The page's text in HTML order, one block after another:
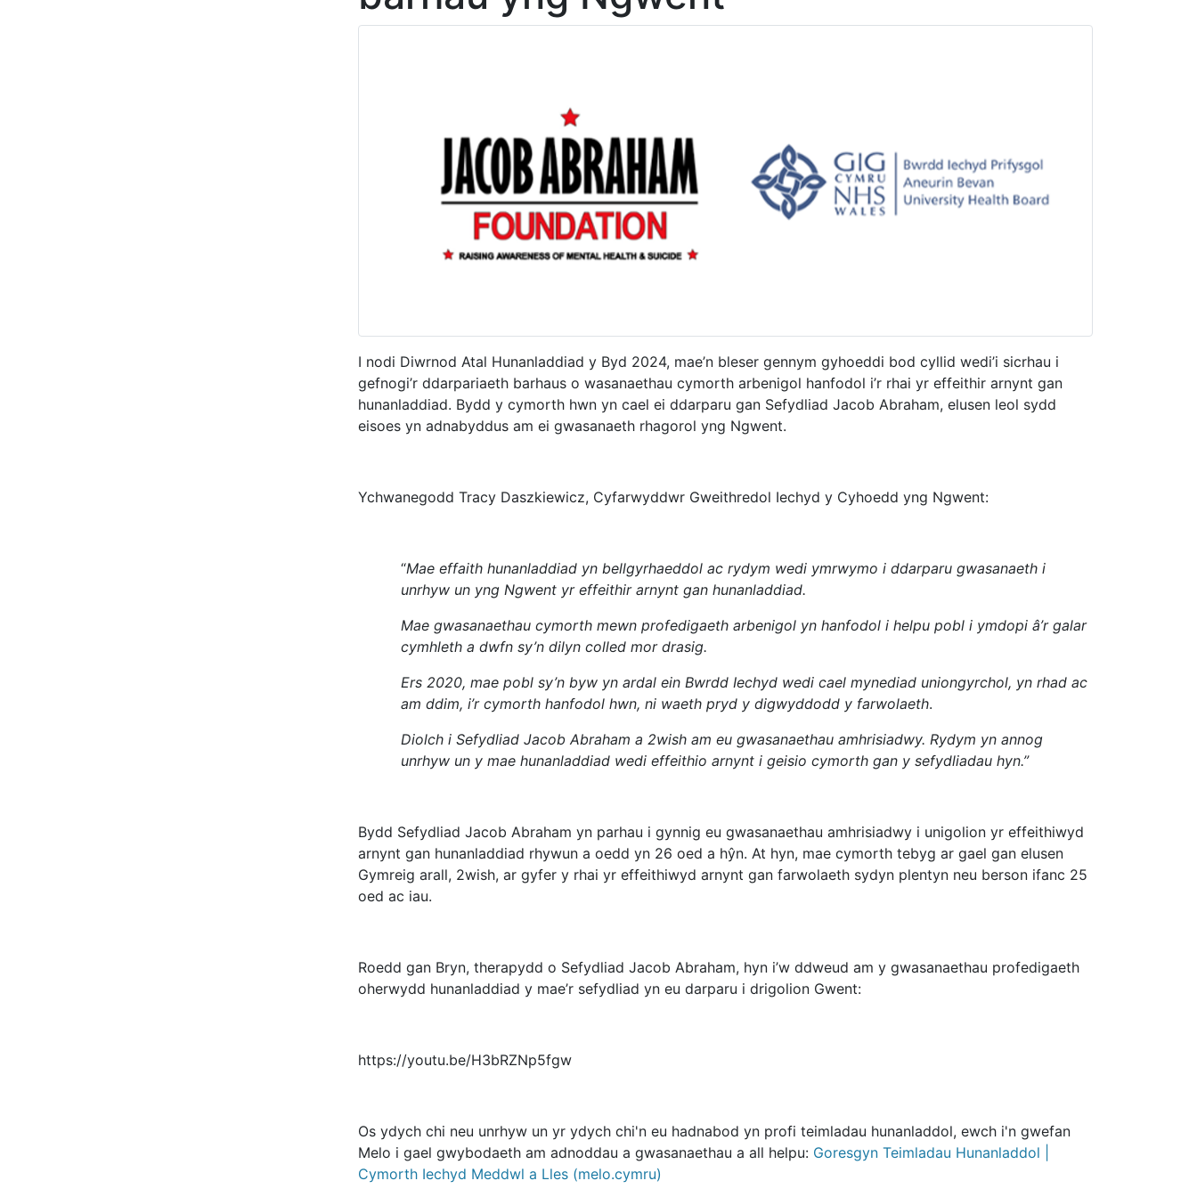
I nodi Diwrnod Atal Hunanladdiad y Byd 2024, mae’n bleser gennym gyhoeddi bod cyllid wedi’i sicrhau i
gefnogi’r ddarpariaeth barhaus o wasanaethau cymorth arbenigol hanfodol i’r rhai yr effeithir arnynt gan
hunanladdiad. Bydd y cymorth hwn yn cael ei ddarparu gan Sefydliad Jacob Abraham, elusen leol sydd
eisoes yn adnabyddus am ei gwasanaeth rhagorol yng Ngwent.
Ychwanegodd Tracy Daszkiewicz, Cyfarwyddwr Gweithredol Iechyd y Cyhoedd yng Ngwent:
“Mae effaith hunanladdiad yn bellgyrhaeddol ac rydym wedi ymrwymo i ddarparu gwasanaeth i
unrhyw un yng Ngwent yr effeithir arnynt gan hunanladdiad.
Mae gwasanaethau cymorth mewn profedigaeth arbenigol yn hanfodol i helpu pobl i ymdopi â’r galar
cymhleth a dwfn sy’n dilyn colled mor drasig.
Ers 2020, mae pobl sy’n byw yn ardal ein Bwrdd Iechyd wedi cael mynediad uniongyrchol, yn rhad ac
am ddim, i’r cymorth hanfodol hwn, ni waeth pryd y digwyddodd y farwolaeth.
Diolch i Sefydliad Jacob Abraham a 2wish am eu gwasanaethau amhrisiadwy. Rydym yn annog
unrhyw un y mae hunanladdiad wedi effeithio arnynt i geisio cymorth gan y sefydliadau hyn.”
Bydd Sefydliad Jacob Abraham yn parhau i gynnig eu gwasanaethau amhrisiadwy i unigolion yr effeithiwyd
arnynt gan hunanladdiad rhywun a oedd yn 26 oed a hŷn. At hyn, mae cymorth tebyg ar gael gan elusen
Gymreig arall, 2wish, ar gyfer y rhai yr effeithiwyd arnynt gan farwolaeth sydyn plentyn neu berson ifanc 25
oed ac iau.
Roedd gan Bryn, therapydd o Sefydliad Jacob Abraham, hyn i’w ddweud am y gwasanaethau profedigaeth
oherwydd hunanladdiad y mae’r sefydliad yn eu darparu i drigolion Gwent:
https://youtu.be/H3bRZNp5fgw
Os ydych chi neu unrhyw un yr ydych chi'n eu hadnabod yn profi teimladau hunanladdol, ewch i'n gwefan
Melo i gael gwybodaeth am adnoddau a gwasanaethau a all helpu: Goresgyn Teimladau Hunanladdol |
Cymorth Iechyd Meddwl a Lles (melo.cymru)